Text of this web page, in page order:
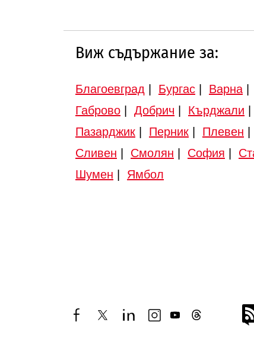
Виж съдържание за:
Благоевград | Бургас | Варна |
Габрово | Добрич | Кърджали |
Пазарджик | Перник | Плевен |
Сливен | Смолян | София |
Шумен | Ямбол
facebooktwitterlinkedininstagram
youtubethreads